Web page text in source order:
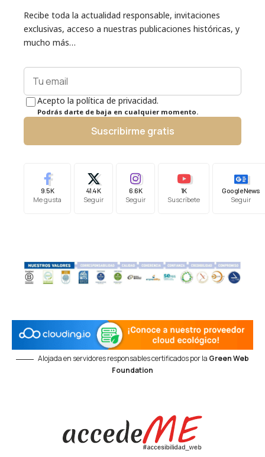
Recibe toda la actualidad responsable, invitaciones
exclusivas, acceso a nuestras publicaciones históricas, y
mucho más…
Acepto la política de privacidad.
Podrás darte de baja en cualquier momento.
Suscribirme gratis
9.5K
Me gusta
41.4K
Seguir
6.6K
Seguir
1K
Suscríbete
Google News
Seguir
Alojada en servidores responsables certificados por la Green Web
Foundation